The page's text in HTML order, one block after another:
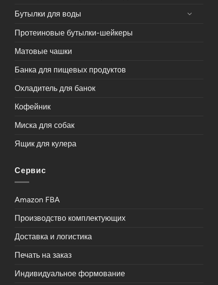
Бутылки для воды
Протеиновые бутылки-шейкеры
Матовые чашки
Банка для пищевых продуктов
Охладитель для банок
Кофейник
Миска для собак
Ящик для кулера
Сервис
Amazon FBA
Производство комплектующих
Доставка и логистика
Печать на заказ
Индивидуальное формование